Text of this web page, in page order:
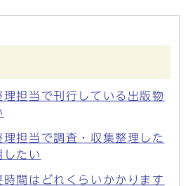
担当で刊行している出版物
担当で調査・収集整理した
したい
間はどれくらいかかります